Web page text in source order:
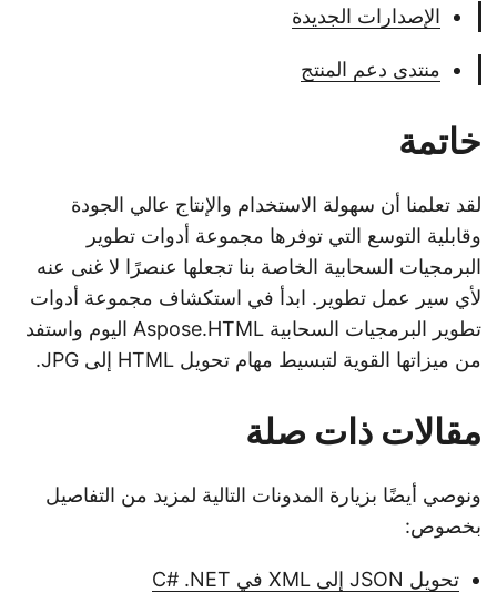
الإصدارات الجديدة
منتدى دعم المنتج
خاتمة
لقد تعلمنا أن سهولة الاستخدام والإنتاج عالي الجودة
وقابلية التوسع التي توفرها مجموعة أدوات تطوير
البرمجيات السحابية الخاصة بنا تجعلها عنصرًا لا غنى عنه
لأي سير عمل تطوير. ابدأ في استكشاف مجموعة أدوات
تطوير البرمجيات السحابية Aspose.HTML اليوم واستفد
من ميزاتها القوية لتبسيط مهام تحويل HTML إلى JPG.
مقالات ذات صلة
ونوصي أيضًا بزيارة المدونات التالية لمزيد من التفاصيل
بخصوص:
تحويل JSON إلى XML في C# .NET